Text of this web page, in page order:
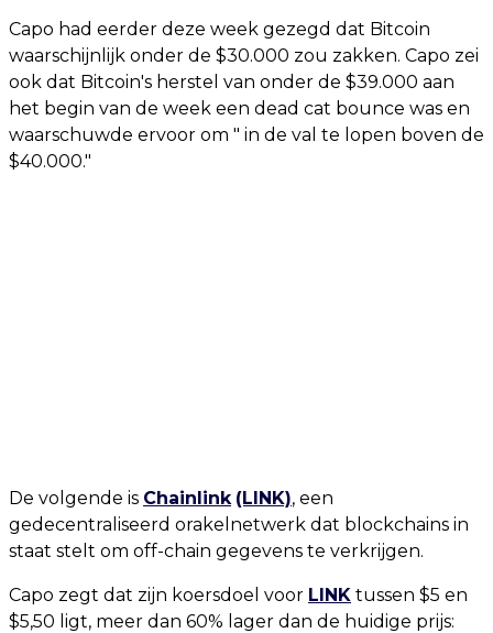
Capo had eerder deze week gezegd dat Bitcoin
waarschijnlijk onder de $30.000 zou zakken. Capo zei
ook dat Bitcoin's herstel van onder de $39.000 aan
het begin van de week een dead cat bounce was en
waarschuwde ervoor om " in de val te lopen boven de
$40.000."
De volgende is Chainlink (LINK), een
gedecentraliseerd orakelnetwerk dat blockchains in
staat stelt om off-chain gegevens te verkrijgen.
Capo zegt dat zijn koersdoel voor LINK tussen $5 en
$5,50 ligt, meer dan 60% lager dan de huidige prijs: